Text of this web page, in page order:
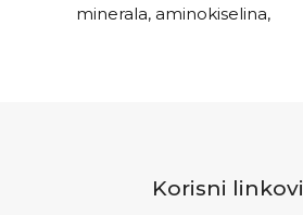
minerala, aminokiselina,
Korisni linkovi